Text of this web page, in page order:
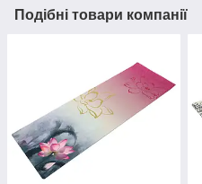
Подібні товари компанії